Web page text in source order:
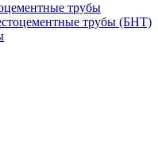
трубы
трубы (БНТ)